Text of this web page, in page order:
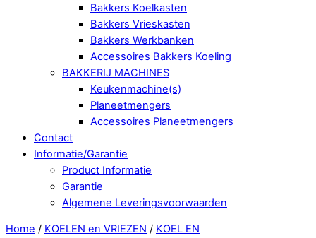
Bakkers Koelkasten
Bakkers Vrieskasten
Bakkers Werkbanken
Accessoires Bakkers Koeling
BAKKERIJ MACHINES
Keukenmachine(s)
Planeetmengers
Accessoires Planeetmengers
Contact
Informatie/Garantie
Product Informatie
Garantie
Algemene Leveringsvoorwaarden
Close
Home / KOELEN en VRIEZEN / KOEL EN